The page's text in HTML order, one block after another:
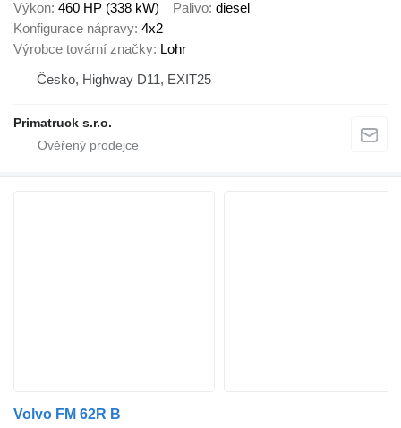
Výkon 460 HP (338 kW) Palivo diesel
Konfigurace nápravy 4x2
Výrobce tovární značky Lohr
Česko, Highway D11, EXIT25
Primatruck s.r.o.
Volvo FM 62R B